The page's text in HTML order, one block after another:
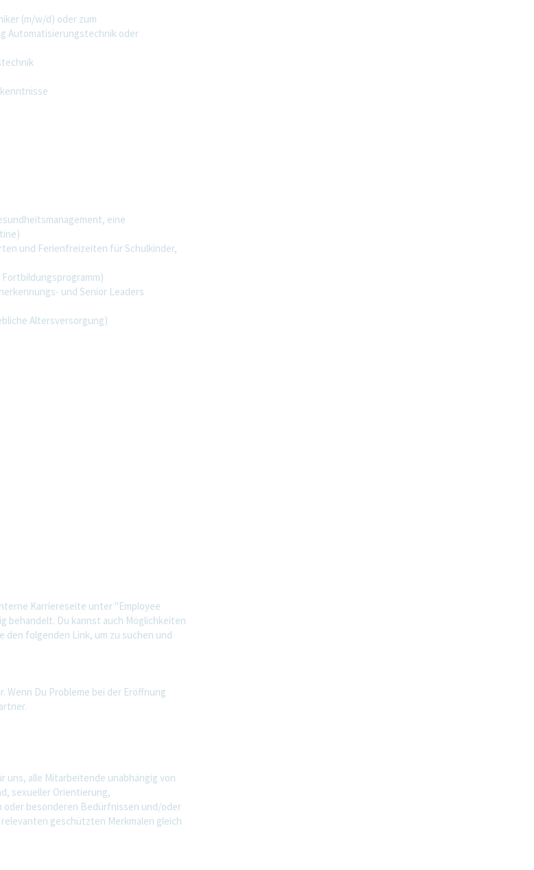
(m/w/d) oder zum
Automatisierungstechnik oder
eine
und Ferienfreizeiten für Schulkinder,
und Senior Leaders
Altersversorgung)
Karriereseite unter "Employee
behandelt. Du kannst auch Möglichkeiten
den folgenden Link, um zu suchen und
Du Probleme bei der Eröffnung
alle Mitarbeitende unabhängig von
sexueller Orientierung,
oder besonderen Bedürfnissen und/oder
geschützten Merkmalen gleich